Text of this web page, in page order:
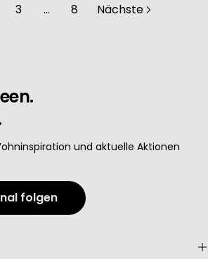
3 … 8 Nächste
und aktuelle Aktionen
folgen